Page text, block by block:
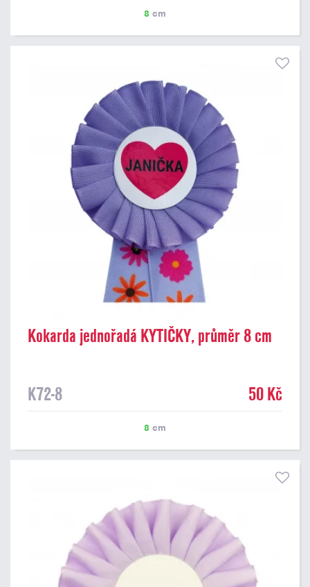
8 cm
Kokarda jednořadá KYTIČKY, průměr 8 cm
K72-8 50 Kč
8 cm